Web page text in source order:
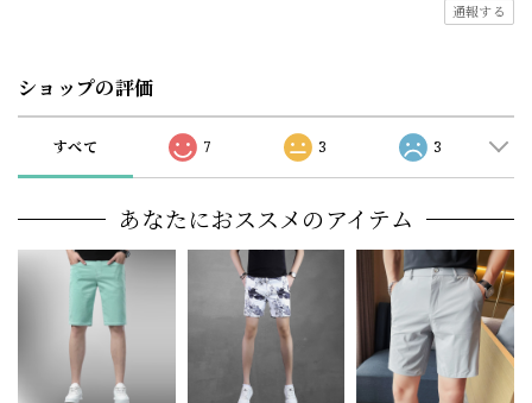
通報する
ショップの評価
すべて 7 3 3
あなたにおススメのアイテム